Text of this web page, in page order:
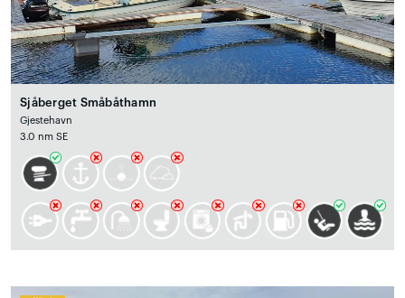
Sjåberget Småbåthamn
Gjestehavn
3.0 nm SE